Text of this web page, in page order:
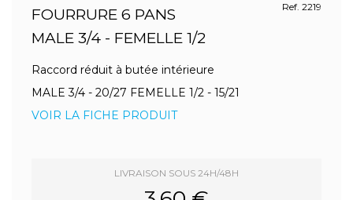
FOURRURE 6 PANS
MALE 3/4 - FEMELLE 1/2
Ref. 2219
Raccord réduit à butée intérieure
MALE 3/4 - 20/27 FEMELLE 1/2 - 15/21
VOIR LA FICHE PRODUIT
LIVRAISON SOUS 24H/48H